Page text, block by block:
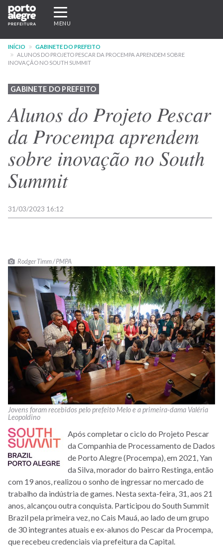
Pular
para
conteúdo
principal
Expandir/recolher
navegação
MENU
INÍCIO
GABINETE DO PREFEITO
ALUNOS DO PROJETO PESCAR DA PROCEMPA APRENDEM SOBRE
INOVAÇÃO NO SOUTH SUMMIT
GABINETE DO PREFEITO
Alunos do Projeto Pescar
da Procempa aprendem
sobre inovação no South
Summit
31/03/2023 16:12
Rodger Timm / PMPA
Jovens foram recebidos pelo prefeito Melo e a primeira-dama Valéria
Leopoldino
Após completar o ciclo do Projeto Pescar
da Companhia de Processamento de Dados
de Porto Alegre (Procempa), em 2021, Yan
da Silva, morador do bairro Restinga, então
com 19 anos, realizou o sonho de ingressar no mercado de
trabalho da indústria de games. Nesta sexta-feira, 31, aos 21
anos, alcançou outra conquista. Participou do South Summit
Brazil pela primeira vez, no Cais Mauá, ao lado de um grupo
de 30 integrantes atuais e ex-alunos do Pescar da Procempa,
que recebeu credenciais via prefeitura da Capital.